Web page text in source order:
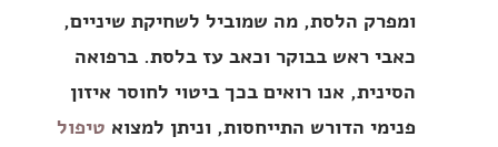
ומפרק הלסת, מה שמוביל לשחיקת שיניים,
כאבי ראש בבוקר וכאב עז בלסת. ברפואה
הסינית, אנו רואים בכך ביטוי לחוסר איזון
פנימי הדורש התייחסות, וניתן למצוא טיפול